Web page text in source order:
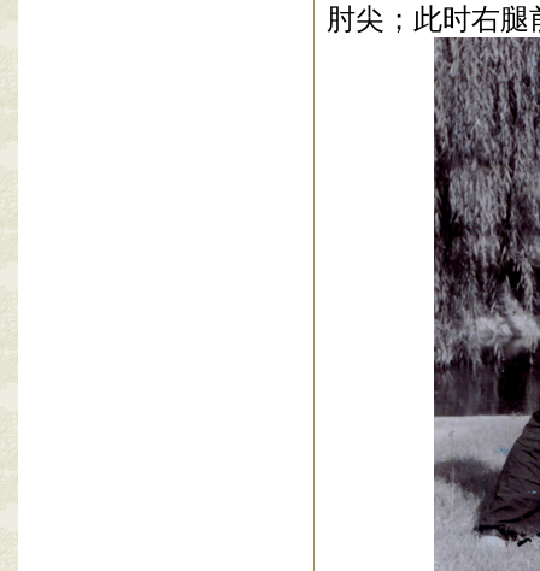
肘尖；此时右